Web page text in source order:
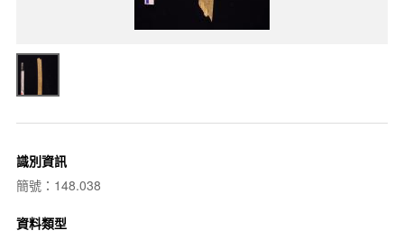
識別資訊
簡號：148.038
資料類型